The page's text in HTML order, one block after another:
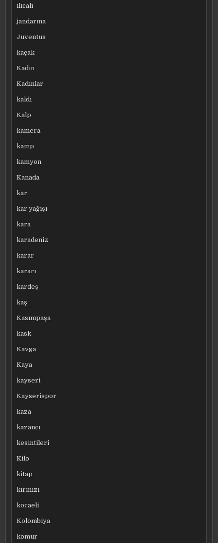
ılıcalı
jandarma
Juventus
kaçak
Kadın
Kadınlar
kaldı
Kalp
kamera
kamp
kamyon
Kanada
kar
kar yağışı
kara
karadeniz
karar
kararı
kardeş
kaş
Kasımpaşa
kask
Kavga
Kaya
kayseri
Kayserispor
kaza
kazancı
kesintileri
Kilo
kitap
kırmızı
kocaeli
Kolombiya
kömür